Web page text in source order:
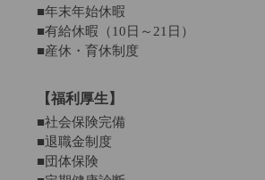
■年末年始休暇
■有給休暇（10日～21日）
■産休・育休制度
【福利厚生】
■社会保険完備
■退職金制度
■団体保険